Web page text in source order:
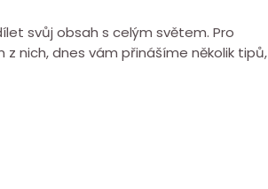
svůj obsah s celým světem. Pro
nich, dnes vám přinášíme několik tipů,